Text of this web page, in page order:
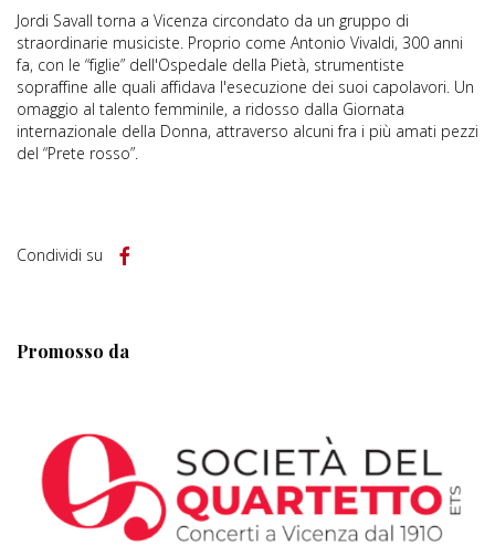
Jordi Savall torna a Vicenza circondato da un gruppo di
straordinarie musiciste. Proprio come Antonio Vivaldi, 300 anni
fa, con le “figlie” dell'Ospedale della Pietà, strumentiste
sopraffine alle quali affidava l'esecuzione dei suoi capolavori. Un
omaggio al talento femminile, a ridosso dalla Giornata
internazionale della Donna, attraverso alcuni fra i più amati pezzi
del “Prete rosso”.
Condividi su
Promosso da